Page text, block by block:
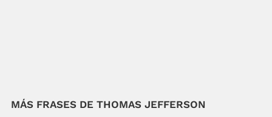
MÁS FRASES DE THOMAS JEFFERSON